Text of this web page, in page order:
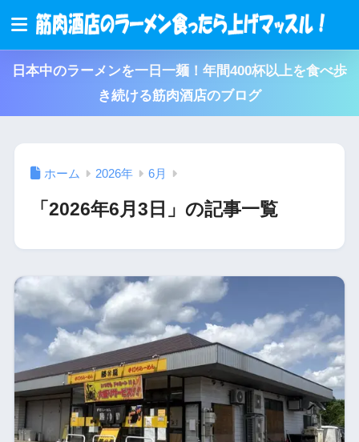
日本中のラーメンを一日一麺！年間400杯以上を食べ歩
き続ける筋肉酒店のブログ
ホーム 2026年 6月
「2026年6月3日」の記事一覧